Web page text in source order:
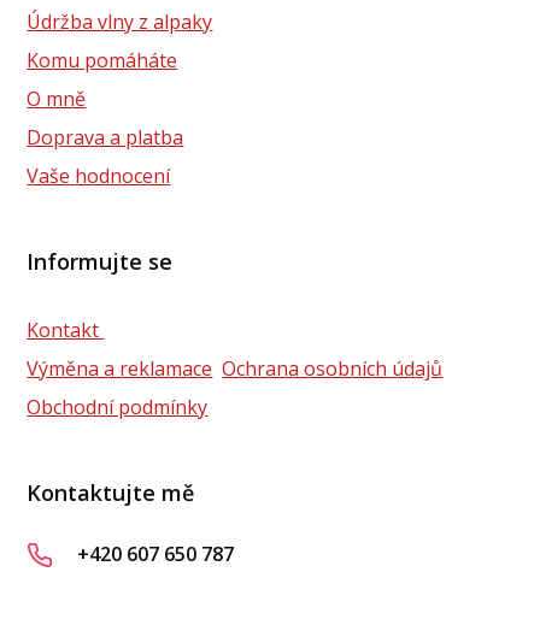
Údržba vlny z alpaky
Komu pomáháte
O mně
Doprava a platba
Vaše hodnocení
Informujte se
Kontakt
Výměna a reklamace Ochrana osobních údajů
Obchodní podmínky
Kontaktujte mě
+420 607 650 787